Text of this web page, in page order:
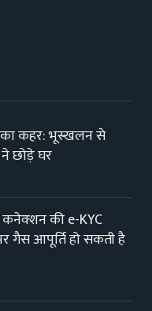
का कहर: भूस्खलन से
ने छोड़े घर
की e-KYC
गैस आपूर्ति हो सकती है